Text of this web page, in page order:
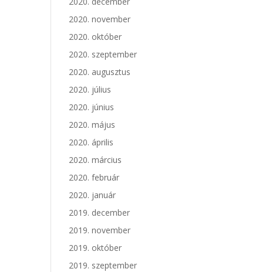
2020. november
2020. október
2020. szeptember
2020. augusztus
2020. július
2020. június
2020. május
2020. április
2020. március
2020. február
2020. január
2019. december
2019. november
2019. október
2019. szeptember